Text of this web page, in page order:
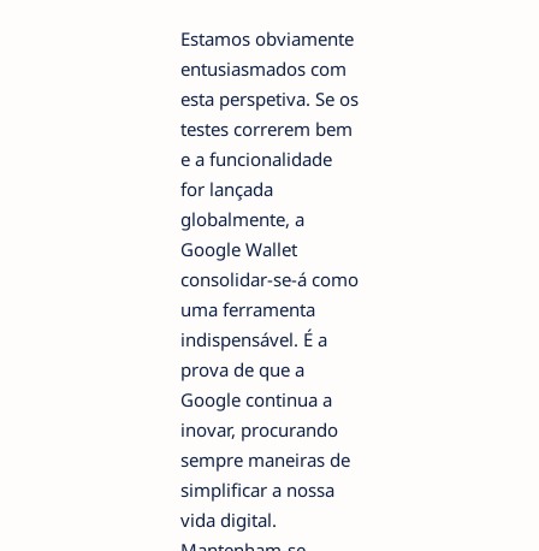
Estamos obviamente
entusiasmados com
esta perspetiva. Se os
testes correrem bem
e a funcionalidade
for lançada
globalmente, a
Google Wallet
consolidar-se-á como
uma ferramenta
indispensável. É a
prova de que a
Google continua a
inovar, procurando
sempre maneiras de
simplificar a nossa
vida digital.